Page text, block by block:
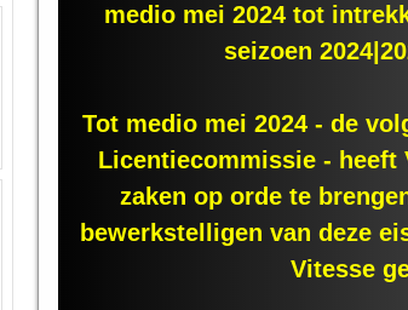
medio mei 2024 tot
seizoen
Tot medio mei 2024 - de
Licentiecommissie - heeft
zaken op orde te
bewerkstelligen van deze
Vitesse